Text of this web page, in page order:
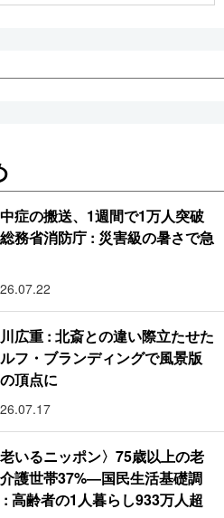
症の搬送、1週間で1万人突破
務省消防庁 : 災害級の暑さで急
広重 : 北斎との違い際立たせた
フ・ブランディングで風景版
頂点に
老いるニッポン〉75歳以上の老
護世帯37%―国民生活基礎調
: 高齢者の1人暮らし933万人超